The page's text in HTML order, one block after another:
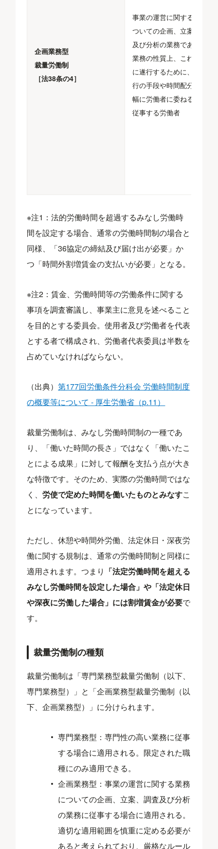
企画業務型
裁量労働制
［法38条の4］
事業の運営に関する事項に
ついての企画、立案、調査
及び分析の業務であって、
業務の性質上、これを適切
に遂行するために、業務遂
行の手段や時間配分等を大
幅に労働者に委ねる業務に
従事する労働者
※注1：法的労働時間を超過するみなし労働時
間を設定する場合、通常の労働時間制の場合と
同様、「36協定の締結及び届け出が必要」か
つ「時間外割増賃金の支払いが必要」となる。
※注2：賃金、労働時間等の労働条件に関する
事項を調査審議し、事業主に意見を述べること
を目的とする委員会。使用者及び労働者を代表
とする者で構成され、労働者代表委員は半数を
占めていなければならない。
（出典）第177回労働条件分科会 労働時間制度
の概要等について - 厚生労働省（p.11）
裁量労働制は、みなし労働時間制の一種であ
り、「働いた時間の長さ」ではなく「働いたこ
とによる成果」に対して報酬を支払う点が大き
な特徴です。そのため、実際の労働時間ではな
く、労使で定めた時間を働いたものとみなすこ
とになっています。
ただし、休憩や時間外労働、法定休日・深夜労
働に関する規制は、通常の労働時間制と同様に
適用されます。つまり 「法定労働時間を超える
みなし労働時間を設定した場合」や「法定休日
や深夜に労働した場合」には割増賃金が必要で
す。
裁量労働制の種類
裁量労働制は「専門業務型裁量労働制（以下、
専門業務型）」と「企画業務型裁量労働制（以
下、企画業務型）」に分けられます。
専門業務型：専門性の高い業務に従事
する場合に適用される。限定された職
種にのみ適用できる。
企画業務型：事業の運営に関する業務
についての企画、立案、調査及び分析
の業務に従事する場合に適用される。
適切な適用範囲を慎重に定める必要が
あると考えられており、厳格なルール